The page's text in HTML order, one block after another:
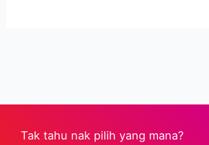
Tak tahu nak pilih yang mana?